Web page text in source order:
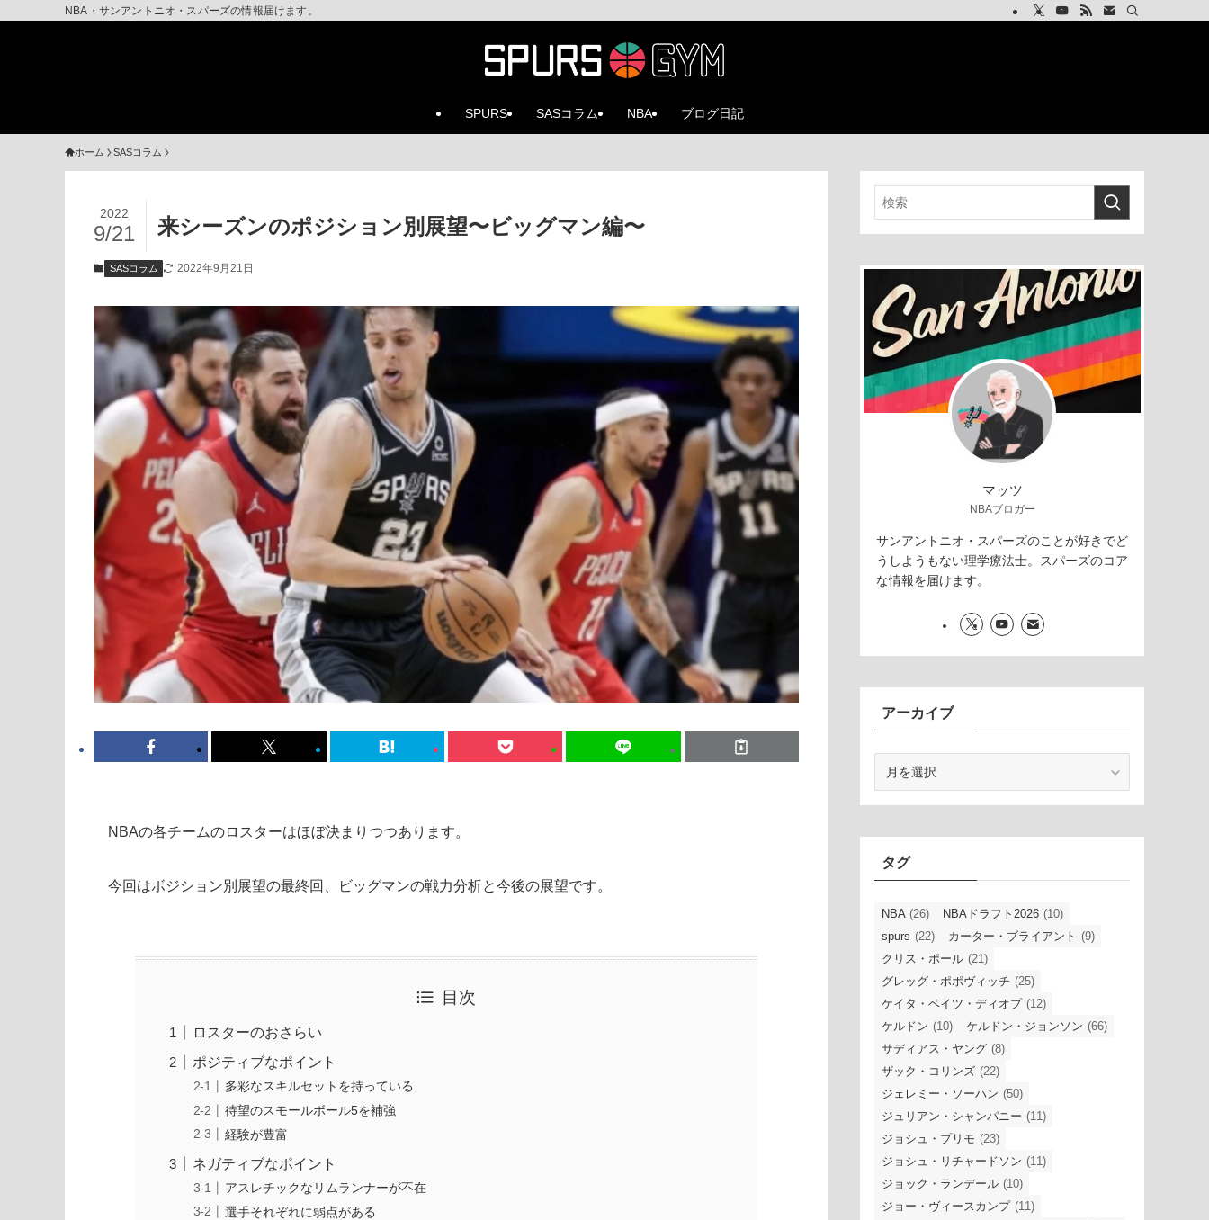
NBA・サンアントニオ・スパーズの情報届けます。
SPURS SASコラム NBA ブログ日記
ホーム SASコラム
来シーズンのポジション別展望〜ビッグマン編〜
2022
9/21
SASコラム 2022年9月21日
NBAの各チームのロスターはほぼ決まりつつあります。
今回はボジション別展望の最終回、ビッグマンの戦力分析と今後の展望です。
目次
ロスターのおさらい
ポジティブなポイント
多彩なスキルセットを持っている
待望のスモールボール5を補強
経験が豊富
ネガティブなポイント
アスレチックなリムランナーが不在
選手それぞれに弱点がある
マッツ
NBAブロガー
サンアントニオ・スパーズのことが好きでど
うしようもない理学療法士。スパーズのコア
な情報を届けます。
アーカイブ
ブ
タグ
NBA (26) NBAドラフト2026 (10)
spurs (22) カーター・ブライアント (9)
クリス・ポール (21)
グレッグ・ポポヴィッチ (25)
ケイタ・ベイツ・ディオプ (12)
ケルドン (10) ケルドン・ジョンソン (66)
サディアス・ヤング (8)
ザック・コリンズ (22)
ジェレミー・ソーハン (50)
ジュリアン・シャンパニー (11)
ジョシュ・プリモ (23)
ジョシュ・リチャードソン (11)
ジョック・ランデール (10)
ジョー・ヴィースカンプ (11)